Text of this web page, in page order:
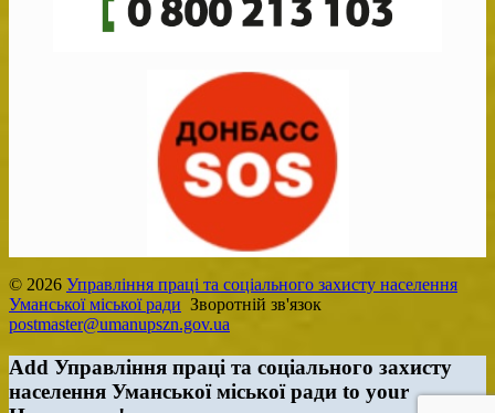
© 2026 Управління праці та соціального захисту населення
Уманської міської ради Зворотній зв'язок
postmaster@umanupszn.gov.ua
Add Управління праці та соціального захисту
населення Уманської міської ради to your